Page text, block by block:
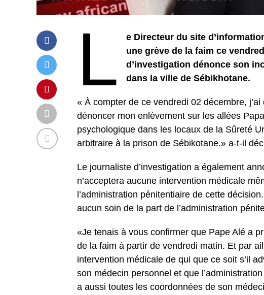
L
e Directeur du site
une grève de la faim ce
d’investigation dénonce son
dans la ville de Sébikhotane.
« À compter de ce vendredi 02 décembre,
dénoncer mon enlèvement sur les allées
psychologique dans les locaux de la Sûreté
arbitraire à la prison de Sébikotane.» a-t-il
Le journaliste d’investigation a également
n’acceptera aucune intervention médicale
l’administration pénitentiaire de cette
aucun soin de la part de l’administration
«Je tenais à vous confirmer que Pape Alé a
de la faim à partir de vendredi matin. Et par
intervention médicale de qui que ce soit s’il
son médecin personnel et que
a aussi toutes les coordonnées de son